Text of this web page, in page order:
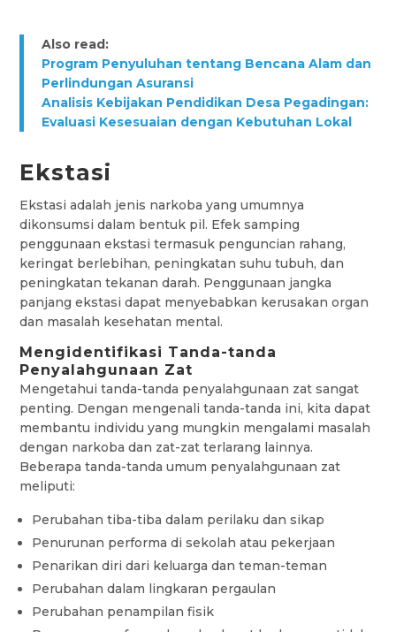
Also read:
Program Penyuluhan tentang Bencana Alam dan
Perlindungan Asuransi
Analisis Kebijakan Pendidikan Desa Pegadingan:
Evaluasi Kesesuaian dengan Kebutuhan Lokal
Ekstasi
Ekstasi adalah jenis narkoba yang umumnya
dikonsumsi dalam bentuk pil. Efek samping
penggunaan ekstasi termasuk penguncian rahang,
keringat berlebihan, peningkatan suhu tubuh, dan
peningkatan tekanan darah. Penggunaan jangka
panjang ekstasi dapat menyebabkan kerusakan organ
dan masalah kesehatan mental.
Mengidentifikasi Tanda-tanda
Penyalahgunaan Zat
Mengetahui tanda-tanda penyalahgunaan zat sangat
penting. Dengan mengenali tanda-tanda ini, kita dapat
membantu individu yang mungkin mengalami masalah
dengan narkoba dan zat-zat terlarang lainnya.
Beberapa tanda-tanda umum penyalahgunaan zat
meliputi:
Perubahan tiba-tiba dalam perilaku dan sikap
Penurunan performa di sekolah atau pekerjaan
Penarikan diri dari keluarga dan teman-teman
Perubahan dalam lingkaran pergaulan
Perubahan penampilan fisik